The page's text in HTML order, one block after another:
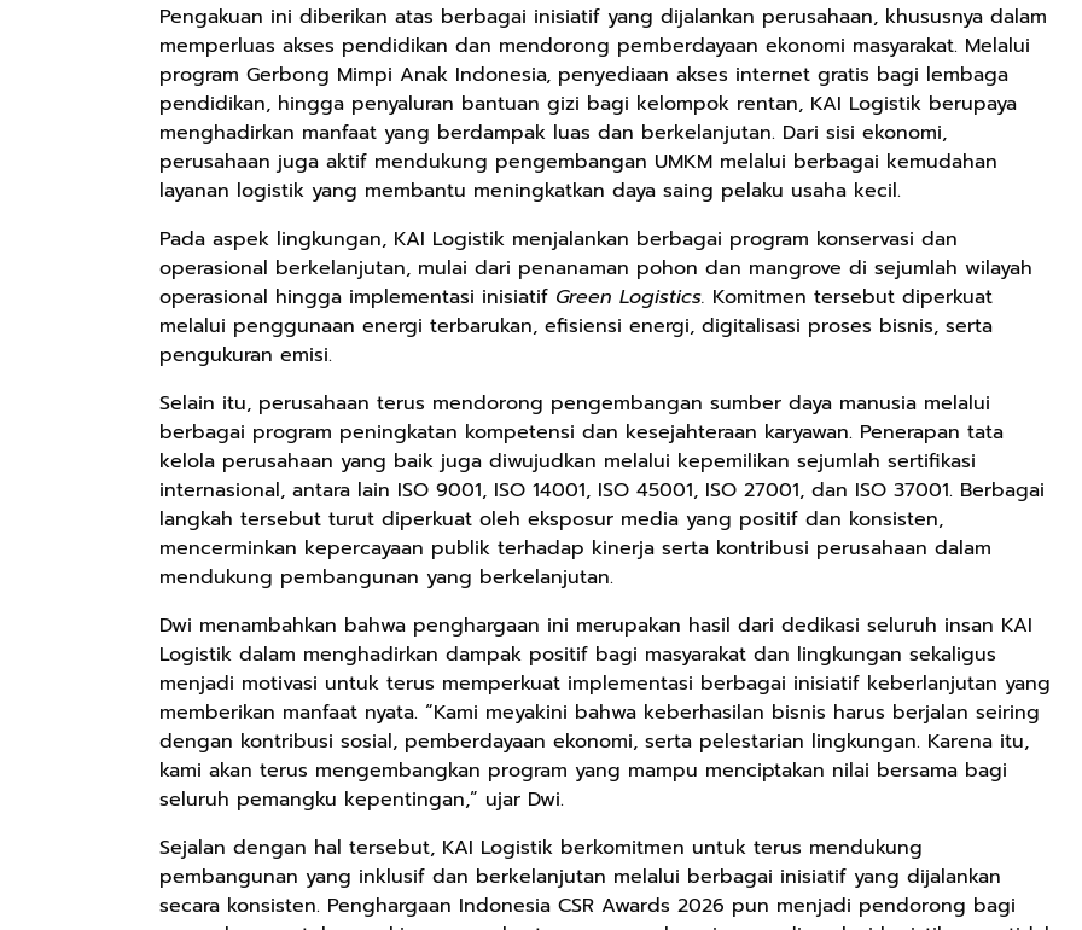
Pengakuan ini diberikan atas berbagai inisiatif yang dijalankan perusahaan, khususnya dalam
memperluas akses pendidikan dan mendorong pemberdayaan ekonomi masyarakat. Melalui
program Gerbong Mimpi Anak Indonesia, penyediaan akses internet gratis bagi lembaga
pendidikan, hingga penyaluran bantuan gizi bagi kelompok rentan, KAI Logistik berupaya
menghadirkan manfaat yang berdampak luas dan berkelanjutan. Dari sisi ekonomi,
perusahaan juga aktif mendukung pengembangan UMKM melalui berbagai kemudahan
layanan logistik yang membantu meningkatkan daya saing pelaku usaha kecil.
Pada aspek lingkungan, KAI Logistik menjalankan berbagai program konservasi dan
operasional berkelanjutan, mulai dari penanaman pohon dan mangrove di sejumlah wilayah
operasional hingga implementasi inisiatif Green Logistics. Komitmen tersebut diperkuat
melalui penggunaan energi terbarukan, efisiensi energi, digitalisasi proses bisnis, serta
pengukuran emisi.
Selain itu, perusahaan terus mendorong pengembangan sumber daya manusia melalui
berbagai program peningkatan kompetensi dan kesejahteraan karyawan. Penerapan tata
kelola perusahaan yang baik juga diwujudkan melalui kepemilikan sejumlah sertifikasi
internasional, antara lain ISO 9001, ISO 14001, ISO 45001, ISO 27001, dan ISO 37001. Berbagai
langkah tersebut turut diperkuat oleh eksposur media yang positif dan konsisten,
mencerminkan kepercayaan publik terhadap kinerja serta kontribusi perusahaan dalam
mendukung pembangunan yang berkelanjutan.
Dwi menambahkan bahwa penghargaan ini merupakan hasil dari dedikasi seluruh insan KAI
Logistik dalam menghadirkan dampak positif bagi masyarakat dan lingkungan sekaligus
menjadi motivasi untuk terus memperkuat implementasi berbagai inisiatif keberlanjutan yang
memberikan manfaat nyata. “Kami meyakini bahwa keberhasilan bisnis harus berjalan seiring
dengan kontribusi sosial, pemberdayaan ekonomi, serta pelestarian lingkungan. Karena itu,
kami akan terus mengembangkan program yang mampu menciptakan nilai bersama bagi
seluruh pemangku kepentingan,” ujar Dwi.
Sejalan dengan hal tersebut, KAI Logistik berkomitmen untuk terus mendukung
pembangunan yang inklusif dan berkelanjutan melalui berbagai inisiatif yang dijalankan
secara konsisten. Penghargaan Indonesia CSR Awards 2026 pun menjadi pendorong bagi
Rp20.000
Hay Poetry
Promo Bundling
Botol Feminim
Care Perawatan
Keputihan
Kewanitaan
Hygiene dengan
pH Balance dan
Aroma
Bubbelgum
Vanilla &
Hazelnut
Shopee
Rp28.000
Beli 1 Gratis 1
Sleeping Spray
& Pillow Mist
Aromatherapy
Lavender By
ODY.CO 60ml
Pewangi /
Pengharum
Ruangan Tidur
Pengharum
Serbaguna
Shopee
Rp72.000
KAZORA Sepatu
Original
Sneaker
Sekolah
Olahraga Sport
Running Phylon
Empuk Dan
Ringan
Berkualitas
Premium Pria
Dan Wanita
Putih Outdoor
Laki laki Dan
Perempuan
Shopee
Rp71.500
Jersey Oversize
Boxy PROMISE
88 Vintage
Unisex Pria
Wanita Sport
Big Size
Shopee
Rp57.428
25CM Kuromi
CINIMOROL
DAN POCOCO
Boneka Plush
Mainan Hewan
Shopee
Rp37.400
BETADINE
FEMININE
HYGIENE
Pembersih
60ml
Rp359.000
Jessie Beauty -
Bundle Ice
Cream Tint
Liptint All
Shopee
Rp59.999
BEBLISS EAU DE
PARFUME
ROMANTIC
SERIES BUY 1
PARFUM
SHIMMER SPRAY
UNISEX
PREMIUM
TAHAN LAMA
Shopee
Rp282.667
DBS 8899 G Plus
Shock Belakang
Motor Matic
Smile Beat
Scoopy Genio
Vario Fi Xeon
Fazzio Vario
125/150
Rp77.557
Jas Hujan Pria
Wanita Dewasa
Setelan Jaket